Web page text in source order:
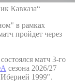
Кавказа“
в рамках
пройдет через
матч 3-го
сезона 2026/27
1999".